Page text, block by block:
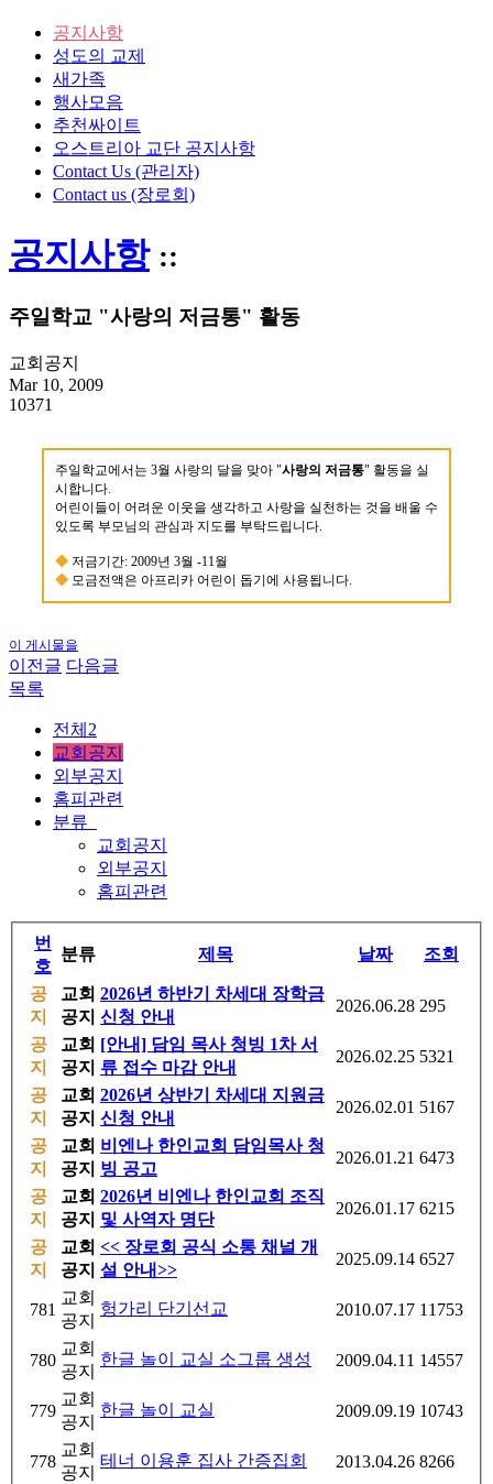
공지사항
성도의 교제
새가족
행사모음
추천싸이트
오스트리아 교단 공지사항
Contact Us (관리자)
Contact us (장로회)
공지사항 ::
주일학교 "사랑의 저금통" 활동
교회공지
Mar 10, 2009
10371
주일학교에서는 3월 사랑의 달을 맞아 "사랑의 저금통" 활동을 실
시합니다.
어린이들이 어려운 이웃을 생각하고 사랑을 실천하는 것을 배울 수
있도록 부모님의 관심과 지도를 부탁드립니다.
◆ 저금기간: 2009년 3월 -11월
◆ 모금전액은 아프리카 어린이 돕기에 사용됩니다.
이 게시물을
이전글 다음글
목록
전체2
교회공지
외부공지
홈피관련
분류
교회공지
외부공지
홈피관련
번
호
분류 제목 날짜 조회
공
지
교회
공지
2026년 하반기 차세대 장학금
신청 안내
2026.06.28 295
공
지
교회
공지
[안내] 담임 목사 청빙 1차 서
류 접수 마감 안내
2026.02.25 5321
공
지
교회
공지
2026년 상반기 차세대 지원금
신청 안내
2026.02.01 5167
공
지
교회
공지
비엔나 한인교회 담임목사 청
빙 공고
2026.01.21 6473
공
지
교회
공지
2026년 비엔나 한인교회 조직
및 사역자 명단
2026.01.17 6215
공
지
교회
공지
<< 장로회 공식 소통 채널 개
설 안내>>
2025.09.14 6527
781
교회
공지
헝가리 단기선교 2010.07.17 11753
780
교회
공지
한글 놀이 교실 소그룹 생성 2009.04.11 14557
779
교회
공지
한글 놀이 교실 2009.09.19 10743
778
교회
공지
테너 이용훈 집사 간증집회 2013.04.26 8266